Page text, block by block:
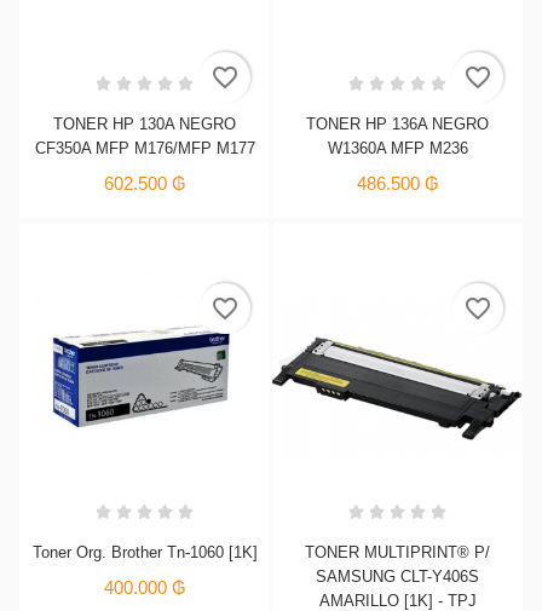
TONER HP 130A NEGRO
CF350A MFP M176/MFP M177
602.500 ₲
favorite_border
TONER HP 136A NEGRO
W1360A MFP M236
486.500 ₲
favorite_border
Toner Org. Brother Tn-1060 [1K]
400.000 ₲
favorite_border
TONER MULTIPRINT® P/
SAMSUNG CLT-Y406S
AMARILLO [1K] - TPJ
favorite_border